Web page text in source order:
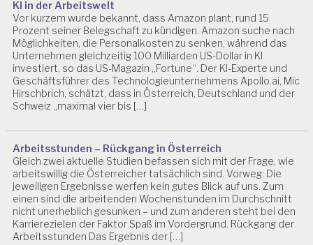
R
N
O
U
T
D
R.
C
R
IS
T
I
A
N
B
LI
N
KI in der Arbeitswelt
Vor kurzem wurde bekannt, dass Amazon plant, rund 15
Prozent seiner Belegschaft zu kündigen. Amazon suche nach
Möglichkeiten, die Personalkosten zu senken, während das
Unternehmen gleichzeitig 100 Milliarden US-Dollar in KI
investiert, so das US-Magazin „Fortune“. Der KI-Experte und
Geschäftsführer des Technologieunternehmens Apollo.ai, Mic
Hirschbrich, schätzt, dass in Österreich, Deutschland und der
Schweiz „maximal vier bis […]
Arbeitsstunden – Rückgang in Österreich
Gleich zwei aktuelle Studien befassen sich mit der Frage, wie
arbeitswillig die Österreicher tatsächlich sind. Vorweg: Die
jeweiligen Ergebnisse werfen kein gutes Blick auf uns. Zum
einen sind die arbeitenden Wochenstunden im Durchschnitt
nicht unerheblich gesunken – und zum anderen steht bei den
Karrierezielen der Faktor Spaß im Vordergrund. Rückgang der
Arbeitsstunden Das Ergebnis der […]